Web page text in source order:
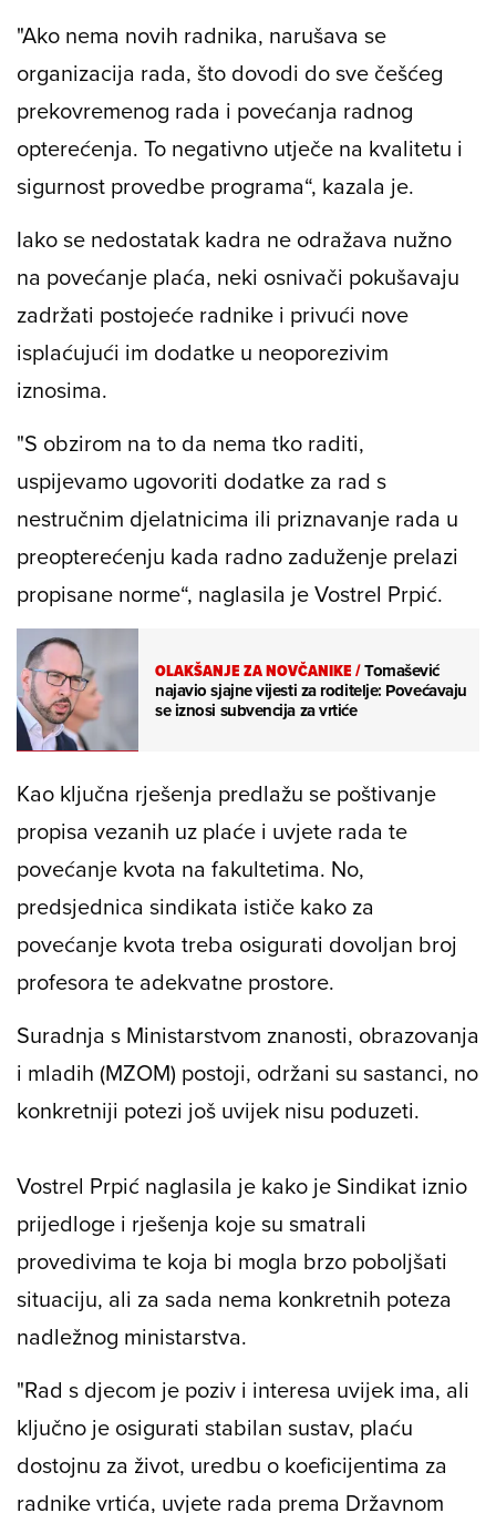
"Ako nema novih radnika, narušava se
organizacija rada, što dovodi do sve češćeg
prekovremenog rada i povećanja radnog
opterećenja. To negativno utječe na kvalitetu i
sigurnost provedbe programa“, kazala je.
Iako se nedostatak kadra ne odražava nužno
na povećanje plaća, neki osnivači pokušavaju
zadržati postojeće radnike i privući nove
isplaćujući im dodatke u neoporezivim
iznosima.
"S obzirom na to da nema tko raditi,
uspijevamo ugovoriti dodatke za rad s
nestručnim djelatnicima ili priznavanje rada u
preopterećenju kada radno zaduženje prelazi
propisane norme“, naglasila je Vostrel Prpić.
OLAKŠANJE ZA NOVČANIKE/Tomašević
najavio sjajne vijesti za roditelje: Povećavaju
se iznosi subvencija za vrtiće
Kao ključna rješenja predlažu se poštivanje
propisa vezanih uz plaće i uvjete rada te
povećanje kvota na fakultetima. No,
predsjednica sindikata ističe kako za
povećanje kvota treba osigurati dovoljan broj
profesora te adekvatne prostore.
Suradnja s Ministarstvom znanosti, obrazovanja
i mladih (MZOM) postoji, održani su sastanci, no
konkretniji potezi još uvijek nisu poduzeti.
Vostrel Prpić naglasila je kako je Sindikat iznio
prijedloge i rješenja koje su smatrali
provedivima te koja bi mogla brzo poboljšati
situaciju, ali za sada nema konkretnih poteza
nadležnog ministarstva.
"Rad s djecom je poziv i interesa uvijek ima, ali
ključno je osigurati stabilan sustav, plaću
dostojnu za život, uredbu o koeficijentima za
radnike vrtića, uvjete rada prema Državnom